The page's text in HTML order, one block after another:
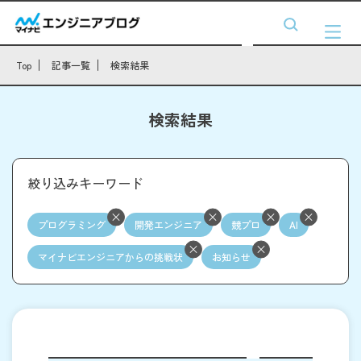
Top 記事一覧 検索結果
検索結果
絞り込みキーワード
プログラミング 開発エンジニア 競プロ AI
マイナビエンジニアからの挑戦状 お知らせ